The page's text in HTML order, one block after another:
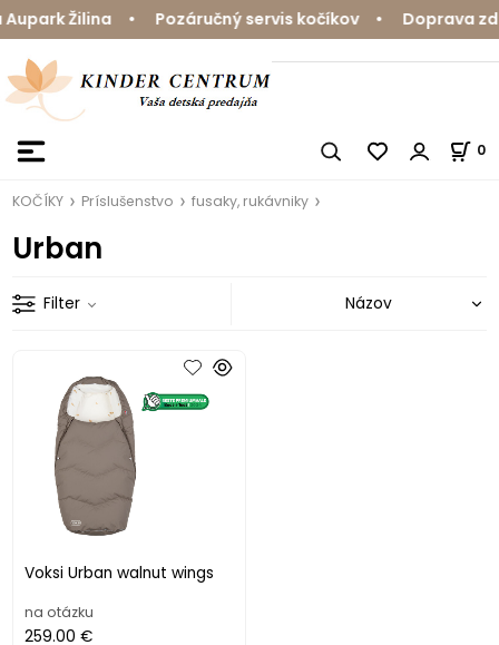
Žilina • Pozáručný servis kočíkov • Doprava
0
KOČÍKY Príslušenstvo fusaky, rukávniky
Urban
Filter
Voksi Urban walnut wings
na otázku
259.00 €